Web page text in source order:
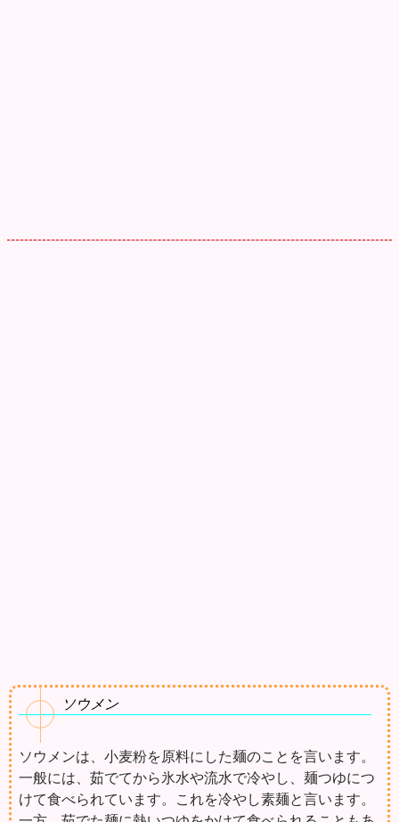
ソウメン
ソウメンは、小麦粉を原料にした麺のことを言います。
一般には、茹でてから氷水や流水で冷やし、麺つゆにつ
けて食べられています。これを冷やし素麺と言います。